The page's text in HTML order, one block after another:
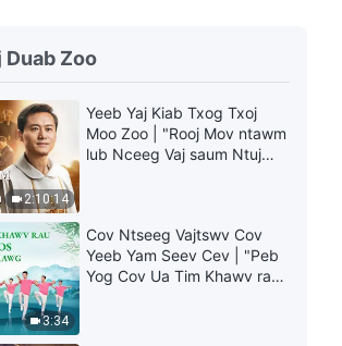
2021 | “Tag Nrho Noob Neej
Twb Tsim Nyog Pe Hawm
Vajtswv”
7:40
Nkauj Ntseeg Tawm Tshiab
2021 | “Vajtswv Tab Tom Nrhiav
Koj Lub Siab thiab Koj Tus Ntsuj
Plig”
4:10
Nkauj Ntseeg Tawm Tshiab
2021 | “Koj Puas Txaus Siab
Muab Txoj Kev Hlub Hauv Siab
Pub rau Vajtswv”
Duab Zoo
2:10:14
Yeeb Yaj Kiab Txog Txoj
Moo Zoo | "Rooj Mov ntawm
lub Nceeg Vaj saum Ntuj
3:34
Cov Ntseeg Vajtswv Cov
Yeeb Yam Seev Cev | "Peb
Yog Cov Ua Tim Khawv rau